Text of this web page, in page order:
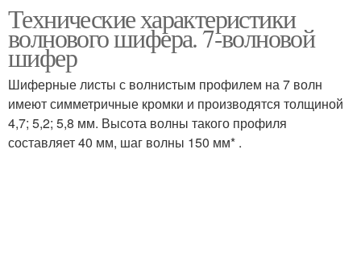
Технические характеристики
волнового шифера. 7-волновой
шифер
Шиферные листы с волнистым профилем на 7 волн
имеют симметричные кромки и производятся толщиной
4,7; 5,2; 5,8 мм. Высота волны такого профиля
составляет 40 мм, шаг волны 150 мм* .